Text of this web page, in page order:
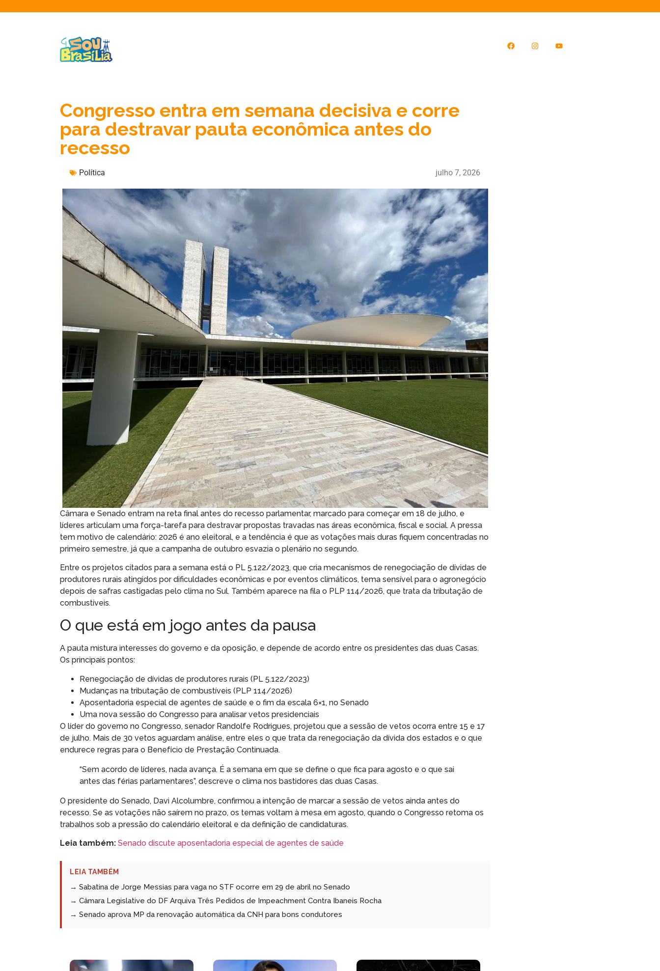
Congresso entra em semana decisiva e corre
para destravar pauta econômica antes do
recesso
Política julho 7, 2026
Câmara e Senado entram na reta final antes do recesso parlamentar, marcado para começar em 18 de julho, e
líderes articulam uma força-tarefa para destravar propostas travadas nas áreas econômica, fiscal e social. A pressa
tem motivo de calendário: 2026 é ano eleitoral, e a tendência é que as votações mais duras fiquem concentradas no
primeiro semestre, já que a campanha de outubro esvazia o plenário no segundo.
Entre os projetos citados para a semana está o PL 5.122/2023, que cria mecanismos de renegociação de dívidas de
produtores rurais atingidos por dificuldades econômicas e por eventos climáticos, tema sensível para o agronegócio
depois de safras castigadas pelo clima no Sul. Também aparece na fila o PLP 114/2026, que trata da tributação de
combustíveis.
O que está em jogo antes da pausa
A pauta mistura interesses do governo e da oposição, e depende de acordo entre os presidentes das duas Casas.
Os principais pontos:
Renegociação de dívidas de produtores rurais (PL 5.122/2023)
Mudanças na tributação de combustíveis (PLP 114/2026)
Aposentadoria especial de agentes de saúde e o fim da escala 6×1, no Senado
Uma nova sessão do Congresso para analisar vetos presidenciais
O líder do governo no Congresso, senador Randolfe Rodrigues, projetou que a sessão de vetos ocorra entre 15 e 17
de julho. Mais de 30 vetos aguardam análise, entre eles o que trata da renegociação da dívida dos estados e o que
endurece regras para o Benefício de Prestação Continuada.
“Sem acordo de líderes, nada avança. É a semana em que se define o que fica para agosto e o que sai
antes das férias parlamentares”, descreve o clima nos bastidores das duas Casas.
O presidente do Senado, Davi Alcolumbre, confirmou a intenção de marcar a sessão de vetos ainda antes do
recesso. Se as votações não saírem no prazo, os temas voltam à mesa em agosto, quando o Congresso retoma os
trabalhos sob a pressão do calendário eleitoral e da definição de candidaturas.
Leia também: Senado discute aposentadoria especial de agentes de saúde
LEIA TAMBÉM
→ Sabatina de Jorge Messias para vaga no STF ocorre em 29 de abril no Senado
→ Câmara Legislative do DF Arquiva Três Pedidos de Impeachment Contra Ibaneis Rocha
→ Senado aprova MP da renovação automática da CNH para bons condutores